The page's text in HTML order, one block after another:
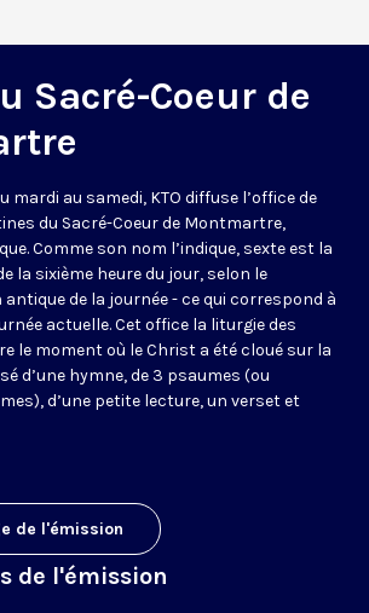
Sacré-Coeur de
mardi au samedi, KTO diffuse l’office de
du Sacré-Coeur de Montmartre,
. Comme son nom l’indique, sexte est la
la sixième heure du jour, selon le
de la journée - ce qui correspond à
actuelle. Cet office la liturgie des
le moment où le Christ a été cloué sur la
d’une hymne, de 3 psaumes (ou
d’une petite lecture, un verset et
de l'émission
de l'émission